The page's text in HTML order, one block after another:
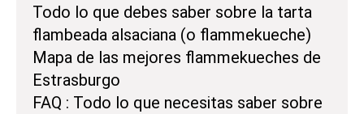
Todo lo que debes saber sobre la tarta
flambeada alsaciana (o flammekueche)
Mapa de las mejores flammekueches de
Estrasburgo
FAQ : Todo lo que necesitas saber sobre